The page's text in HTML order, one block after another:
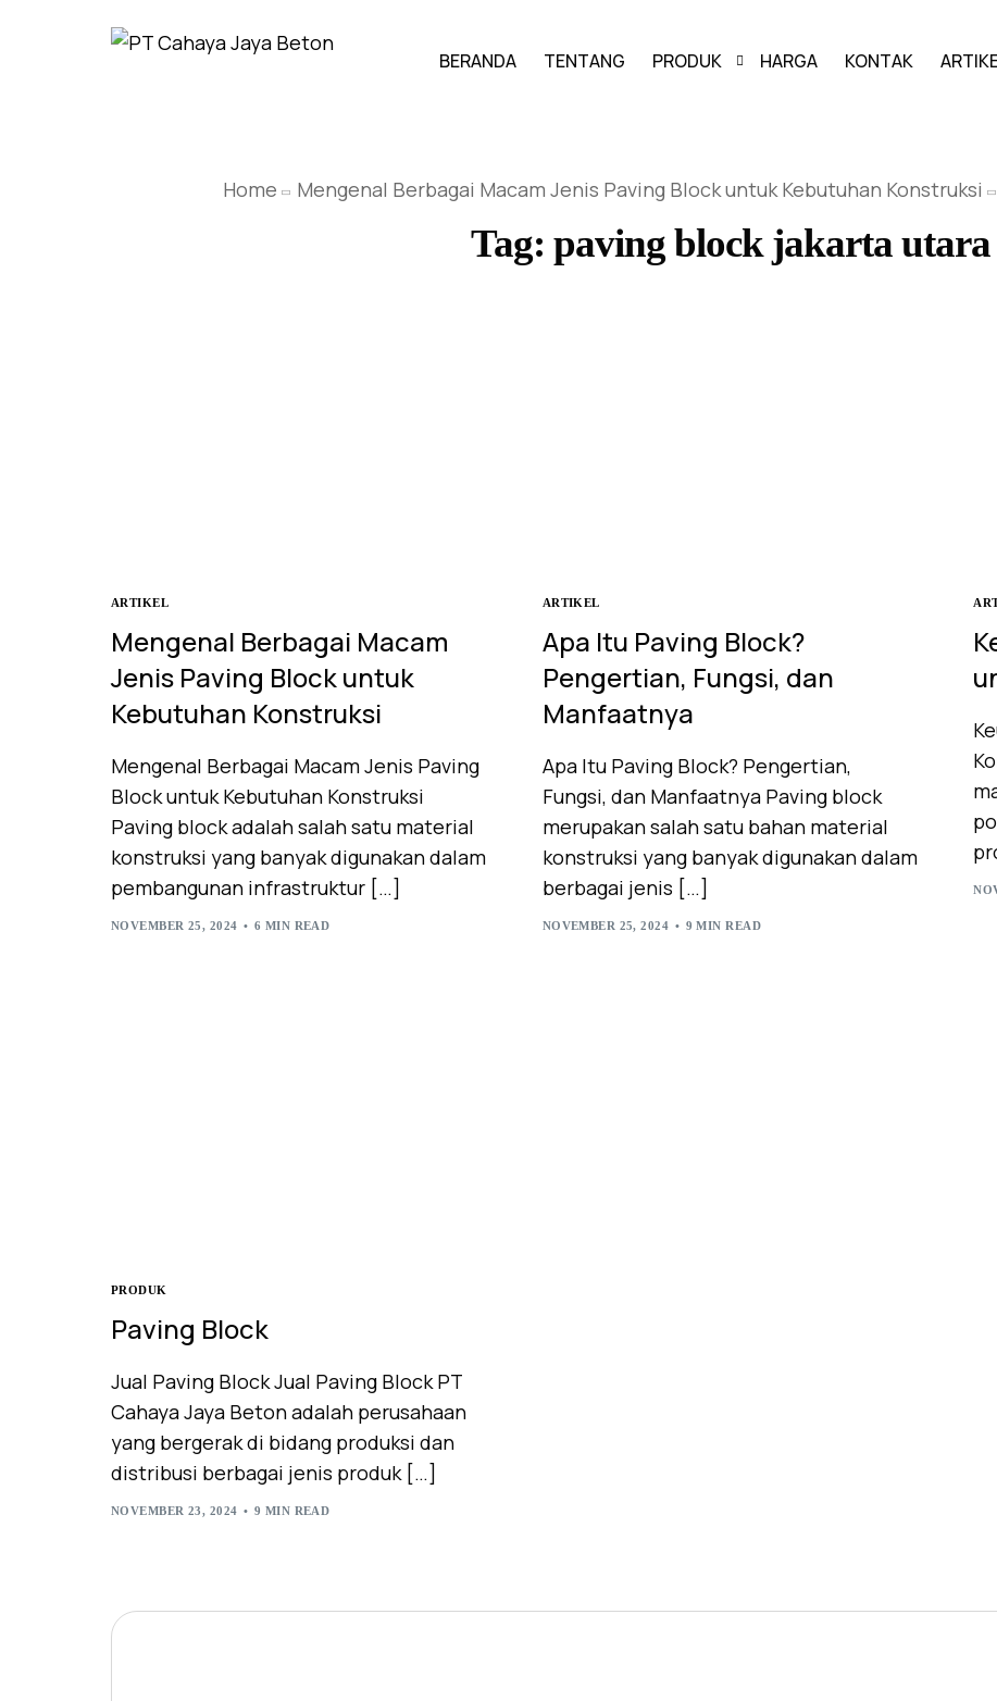
BERANDA TENTANG PRODUK
PAVING BLOCK
GRASS BLOCK
KANSTIN
HARGA KONTAK
Home Mengenal Berbagai Macam Jenis Paving Block untuk Kebutuhan Konstruksi
Tag: paving block jakarta utara
ARTIKEL
Mengenal Berbagai Macam
Jenis Paving Block untuk
Kebutuhan Konstruksi
Mengenal Berbagai Macam Jenis Paving
Block untuk Kebutuhan Konstruksi
Paving block adalah salah satu material
konstruksi yang banyak digunakan dalam
pembangunan infrastruktur […]
NOVEMBER 25, 2024 6 MIN READ
ARTIKEL
Apa Itu Paving Block?
Pengertian, Fungsi, dan
Manfaatnya
Apa Itu Paving Block? Pengertian,
Fungsi, dan Manfaatnya Paving block
merupakan salah satu bahan material
konstruksi yang banyak digunakan dalam
berbagai jenis […]
NOVEMBER 25, 2024 9 MIN READ
PRODUK
Paving Block
Jual Paving Block Jual Paving Block PT
Cahaya Jaya Beton adalah perusahaan
yang bergerak di bidang produksi dan
distribusi berbagai jenis produk […]
NOVEMBER 23, 2024 9 MIN READ